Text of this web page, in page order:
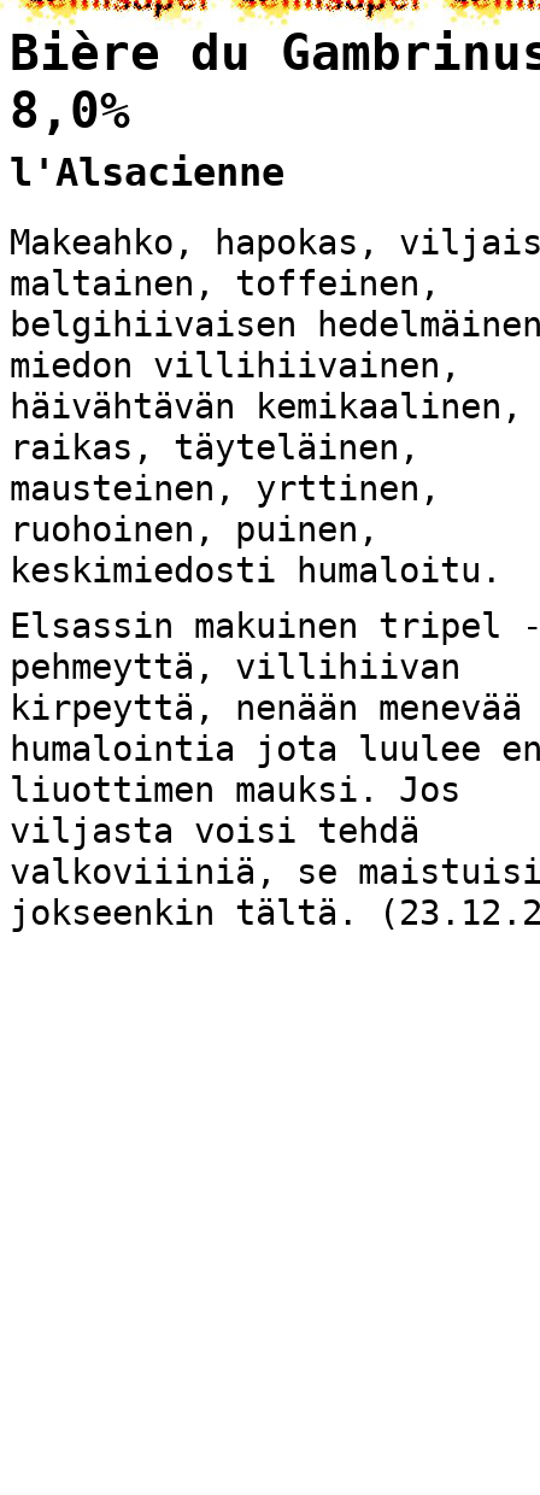
Bière du
8,0%
l'Alsacienne
Makeahko, hapokas,
maltainen, toffeinen,
belgihiivaisen
miedon villihiivainen,
häivähtävän kemikaalinen,
raikas, täyteläinen,
mausteinen, yrttinen,
ruohoinen, puinen,
keskimiedosti humaloitu.
Elsassin makuinen tripel
pehmeyttä, villihiivan
kirpeyttä, nenään menevää
humalointia jota luulee
liuottimen mauksi. Jos
viljasta voisi tehdä
valkoviiiniä, se
jokseenkin tältä.